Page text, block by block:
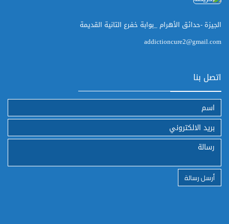
الجيزة -حدائق الأهرام _بوابة خفرع التانية القديمة
addictioncure2@gmail.com
اتصل بنا
أرسل رسالة